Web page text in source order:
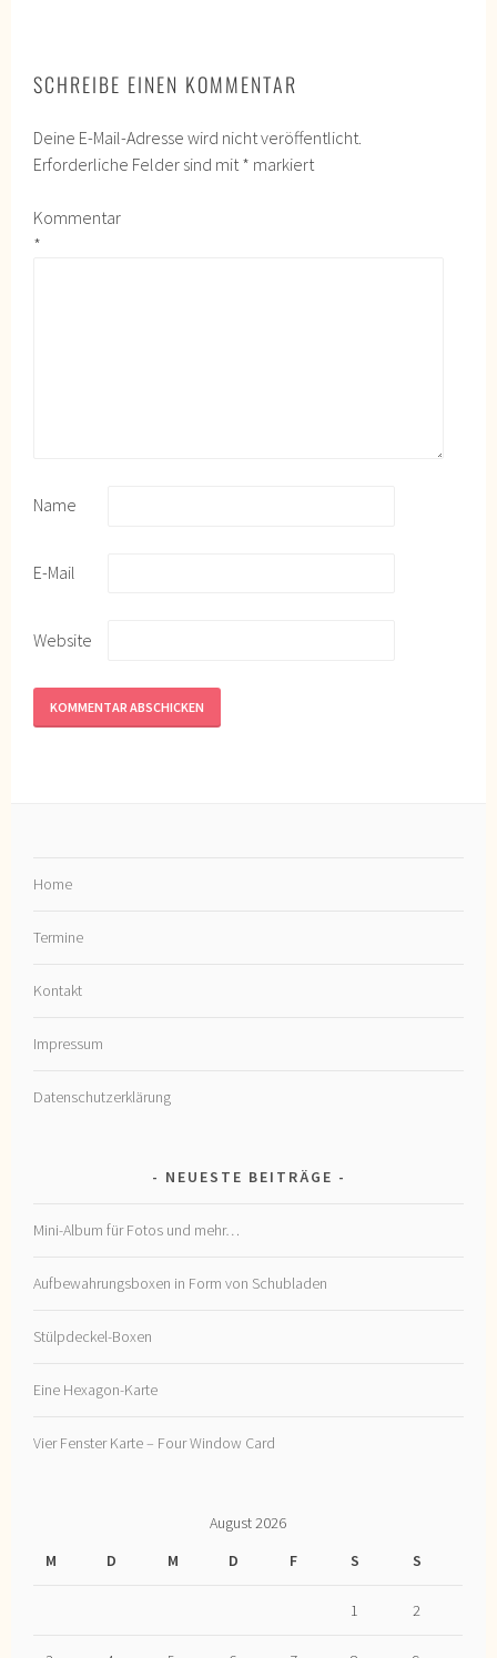
SCHREIBE EINEN KOMMENTAR
Deine E-Mail-Adresse wird nicht veröffentlicht.
Erforderliche Felder sind mit* markiert
Kommentar
*
Name
E-Mail
Website
Home
Termine
Kontakt
Impressum
Datenschutzerklärung
NEUESTE BEITRÄGE
Mini-Album für Fotos und mehr…
Aufbewahrungsboxen in Form von Schubladen
Stülpdeckel-Boxen
Eine Hexagon-Karte
Vier Fenster Karte – Four Window Card
August 2026
M
D M D F S S
1 2